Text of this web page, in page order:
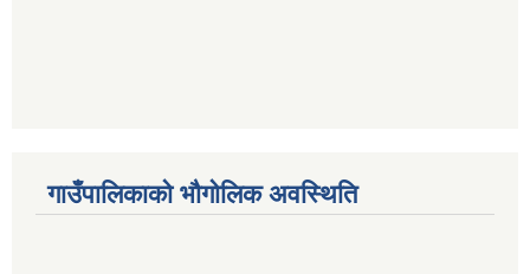
गाउँपालिकाको भौगोलिक अवस्थिति